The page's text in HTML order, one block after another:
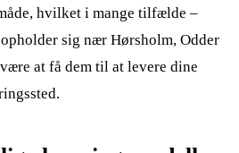
hvilket i mange tilfælde –
sig nær Hørsholm, Odder
at få dem til at levere dine